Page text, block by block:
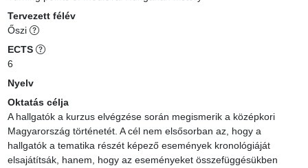
Tervezett félév
Őszi
ECTS
6
Nyelv
Oktatás célja
A hallgatók a kurzus elvégzése során megismerik a középkori
Magyarország történetét. A cél nem elsősorban az, hogy a
hallgatók a tematika részét képező események kronológiáját
elsajátítsák, hanem, hogy az eseményeket összefüggésükben